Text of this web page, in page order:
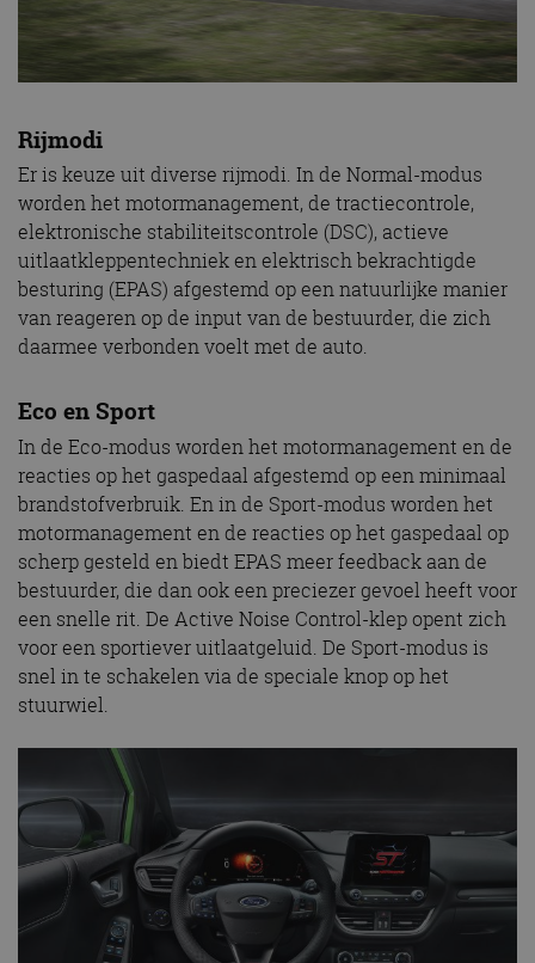
Rijmodi
Er is keuze uit diverse rijmodi. In de Normal-modus
worden het motormanagement, de tractiecontrole,
elektronische stabiliteitscontrole (DSC), actieve
uitlaatkleppentechniek en elektrisch bekrachtigde
besturing (EPAS) afgestemd op een natuurlijke manier
van reageren op de input van de bestuurder, die zich
daarmee verbonden voelt met de auto.
Eco en Sport
In de Eco-modus worden het motormanagement en de
reacties op het gaspedaal afgestemd op een minimaal
brandstofverbruik. En in de Sport-modus worden het
motormanagement en de reacties op het gaspedaal op
scherp gesteld en biedt EPAS meer feedback aan de
bestuurder, die dan ook een preciezer gevoel heeft voor
een snelle rit. De Active Noise Control-klep opent zich
voor een sportiever uitlaatgeluid. De Sport-modus is
snel in te schakelen via de speciale knop op het
stuurwiel.